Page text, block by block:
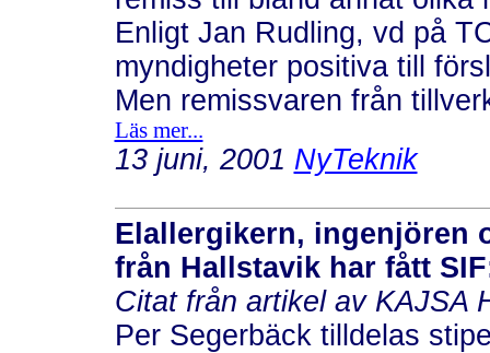
Enligt Jan Rudling, vd på
myndigheter positiva till
Men remissvaren från
Läs mer...
13 juni, 2001 NyTeknik
Elallergikern, ingenjören
från Hallstavik har fått
Citat från artikel av KAJSA
Per Segerbäck tilldelas